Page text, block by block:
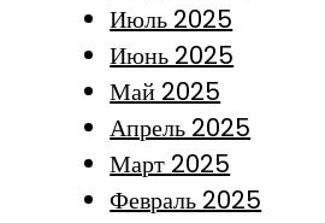
Июль 2025
Июнь 2025
Май 2025
Апрель 2025
Март 2025
Февраль 2025